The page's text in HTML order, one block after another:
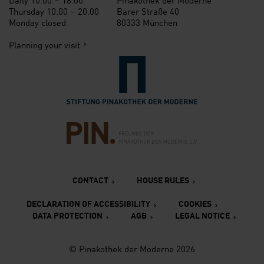
Thursday 10.00 – 20.00
Monday closed
Planning your visit
Barer Straße 40
80333 München
Verlinkung zur Seite der
CONTACT HOUSE RULES
© Pinakothek der Moderne 2026
DECLARATION OF ACCESSIBILITY
COOKIES
DATA PROTECTION
AGB LEGAL NOTICE